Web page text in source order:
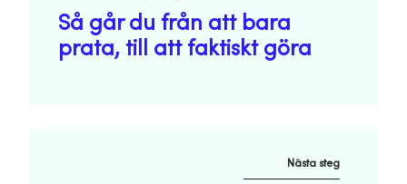
Så går du från att bara
prata, till att faktiskt göra
Nästa steg